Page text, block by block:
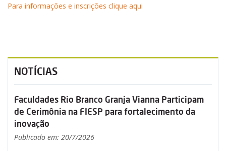
Para informações e inscrições clique aqui
NOTÍCIAS
Faculdades Rio Branco Granja Vianna Participam
de Cerimônia na FIESP para fortalecimento da
inovação
Publicado em: 20/7/2026